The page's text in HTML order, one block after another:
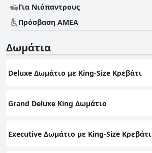
Για Νιόπαντρους
Πρόσβαση ΑΜΕΑ
Δωμάτια
Deluxe Δωμάτιο με King-Size Κρεβάτι
Grand Deluxe King Δωμάτιο
Executive Δωμάτιο με King-Size Κρεβάτι